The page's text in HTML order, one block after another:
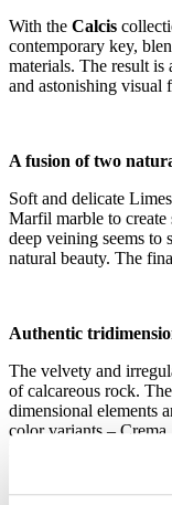
With the Calcis
contemporary key,
materials. The result
and astonishing visual
A fusion of two
Soft and delicate
Marfil marble to create
deep veining seems to
natural beauty. The
Authentic
The velvety and
of calcareous rock.
dimensional elements
color variants –
hues, enhancing the